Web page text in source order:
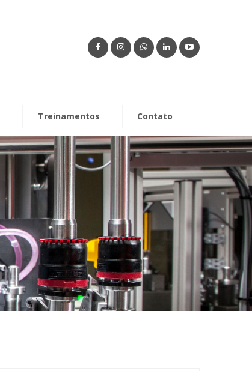
Treinamentos Contato